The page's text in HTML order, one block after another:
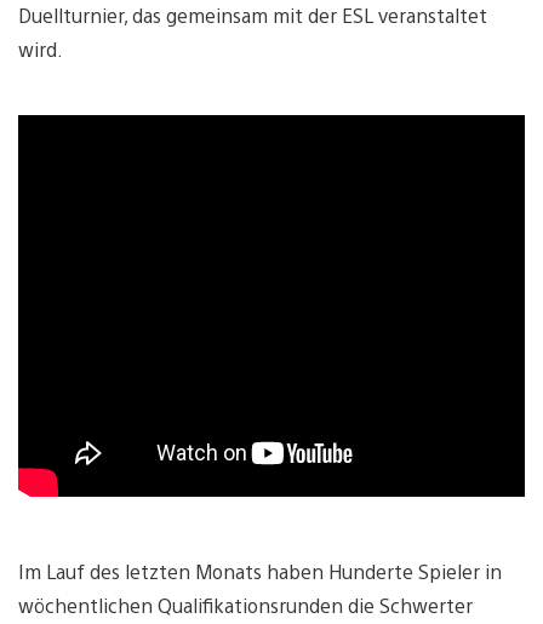
Duellturnier, das gemeinsam mit der ESL veranstaltet
wird.
Im Lauf des letzten Monats haben Hunderte Spieler in
wöchentlichen Qualifikationsrunden die Schwerter